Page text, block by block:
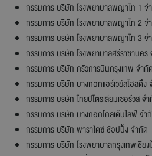
กรรมการ บริษัท โรงพยาบาลพญาไท 1 จ
กรรมการ บริษัท โรงพยาบาลพญาไท 2 จ
กรรมการ บริษัท โรงพยาบาลพญาไท 3 จ
กรรมการ บริษัท โรงพยาบาลศรีราชานค
กรรมการ บริษัท ครัวการบินกรุงเทพ จำกัด
กรรมการ บริษัท บางกอกแอร์เวย์สโฮลดิ้ง
กรรมการ บริษัท ไทยปิโตรเลียมเซอร์วิส จ
กรรมการ บริษัท บางกอกโกลเด้นไลฟ์ จำ
กรรมการ บริษัท พาราไดซ์ ช้อปปิ้ง จำกัด
กรรมการ บริษัท โรงพยาบาลกรุงเทพเชีย